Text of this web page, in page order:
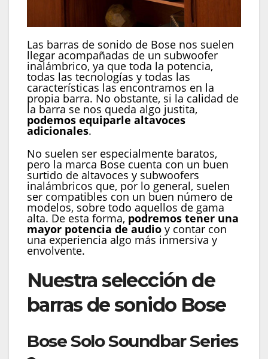
Las barras de sonido de Bose nos suelen
llegar acompañadas de un subwoofer
inalámbrico, ya que toda la potencia,
todas las tecnologías y todas las
características las encontramos en la
propia barra. No obstante, si la calidad de
la barra se nos queda algo justita,
podemos equiparle altavoces
adicionales.
No suelen ser especialmente baratos,
pero la marca Bose cuenta con un buen
surtido de altavoces y subwoofers
inalámbricos que, por lo general, suelen
ser compatibles con un buen número de
modelos, sobre todo aquellos de gama
alta. De esta forma, podremos tener una
mayor potencia de audio y contar con
una experiencia algo más inmersiva y
envolvente.
Nuestra selección de
barras de sonido Bose
Bose Solo Soundbar Series